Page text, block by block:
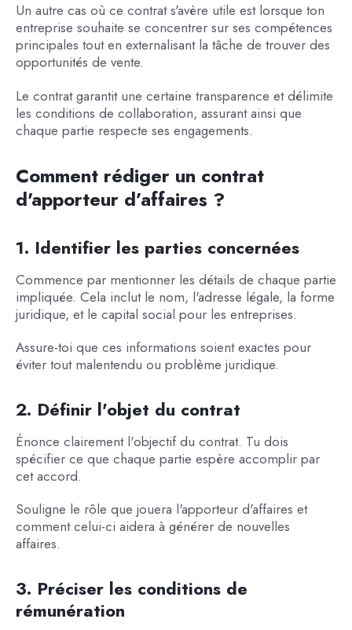
Un autre cas où ce contrat s'avère utile est lorsque ton
entreprise souhaite se concentrer sur ses compétences
principales tout en externalisant la tâche de trouver des
opportunités de vente.
Le contrat garantit une certaine transparence et délimite
les conditions de collaboration, assurant ainsi que
chaque partie respecte ses engagements.
Comment rédiger un contrat
d'apporteur d’affaires ?
1. Identifier les parties concernées
Commence par mentionner les détails de chaque partie
impliquée. Cela inclut le nom, l'adresse légale, la forme
juridique, et le capital social pour les entreprises.
Assure-toi que ces informations soient exactes pour
éviter tout malentendu ou problème juridique.
2. Définir l'objet du contrat
Énonce clairement l'objectif du contrat. Tu dois
spécifier ce que chaque partie espère accomplir par
cet accord.
Souligne le rôle que jouera l'apporteur d'affaires et
comment celui-ci aidera à générer de nouvelles
affaires.
3. Préciser les conditions de
rémunération